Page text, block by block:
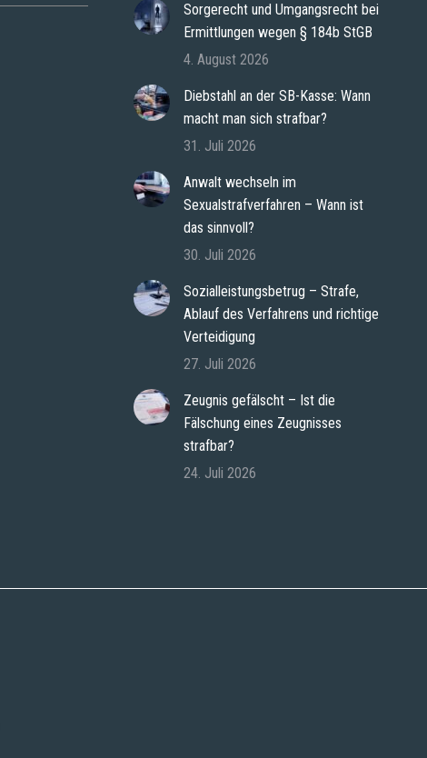
Sorgerecht und Umgangsrecht bei
Ermittlungen wegen § 184b StGB
4. August 2026
Diebstahl an der SB-Kasse: Wann
macht man sich strafbar?
31. Juli 2026
Anwalt wechseln im
Sexualstrafverfahren – Wann ist
das sinnvoll?
30. Juli 2026
Sozialleistungsbetrug – Strafe,
Ablauf des Verfahrens und richtige
Verteidigung
27. Juli 2026
Zeugnis gefälscht – Ist die
Fälschung eines Zeugnisses
strafbar?
24. Juli 2026